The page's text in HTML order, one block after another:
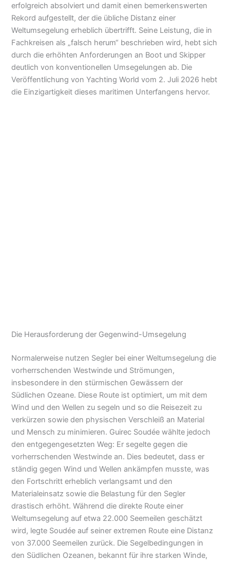
erfolgreich absolviert und damit einen bemerkenswerten
Rekord aufgestellt, der die übliche Distanz einer
Weltumsegelung erheblich übertrifft. Seine Leistung, die in
Fachkreisen als „falsch herum“ beschrieben wird, hebt sich
durch die erhöhten Anforderungen an Boot und Skipper
deutlich von konventionellen Umsegelungen ab. Die
Veröffentlichung von Yachting World vom 2. Juli 2026 hebt
die Einzigartigkeit dieses maritimen Unterfangens hervor.
Die Herausforderung der Gegenwind-Umsegelung
Normalerweise nutzen Segler bei einer Weltumsegelung die
vorherrschenden Westwinde und Strömungen,
insbesondere in den stürmischen Gewässern der
Südlichen Ozeane. Diese Route ist optimiert, um mit dem
Wind und den Wellen zu segeln und so die Reisezeit zu
verkürzen sowie den physischen Verschleiß an Material
und Mensch zu minimieren. Guirec Soudée wählte jedoch
den entgegengesetzten Weg: Er segelte gegen die
vorherrschenden Westwinde an. Dies bedeutet, dass er
ständig gegen Wind und Wellen ankämpfen musste, was
den Fortschritt erheblich verlangsamt und den
Materialeinsatz sowie die Belastung für den Segler
drastisch erhöht. Während die direkte Route einer
Weltumsegelung auf etwa 22.000 Seemeilen geschätzt
wird, legte Soudée auf seiner extremen Route eine Distanz
von 37.000 Seemeilen zurück. Die Segelbedingungen in
den Südlichen Ozeanen, bekannt für ihre starken Winde,